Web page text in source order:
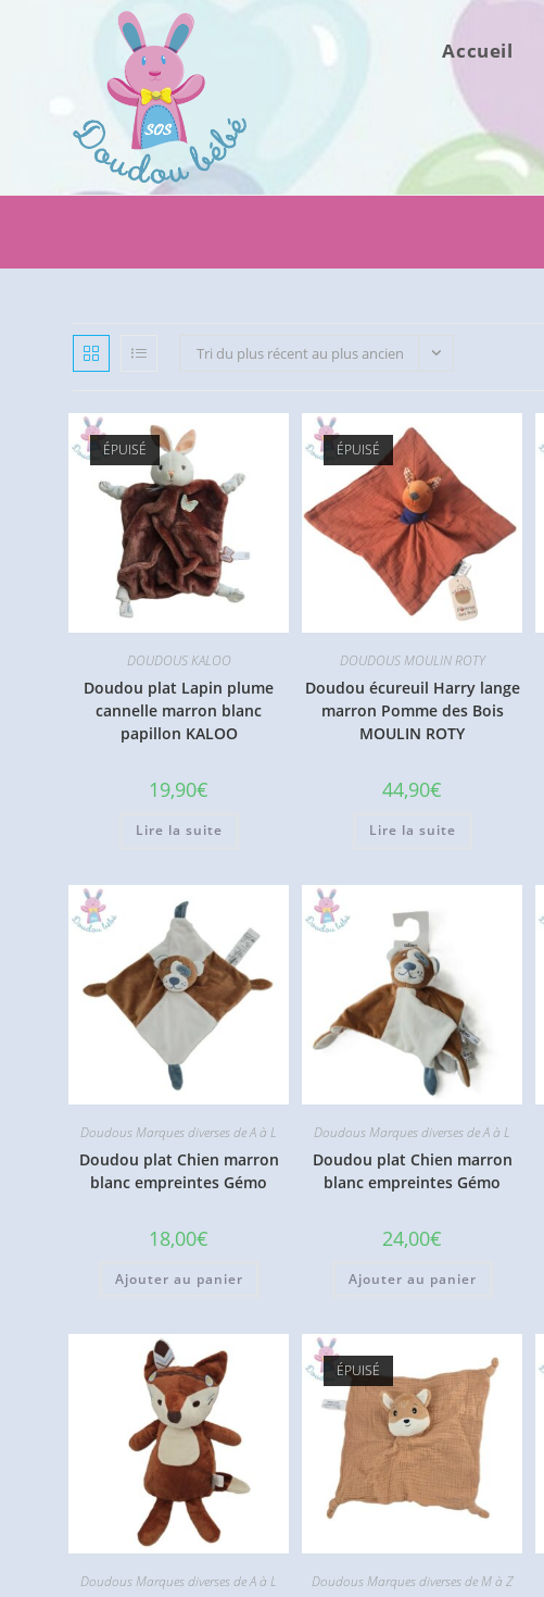
Accueil
Tri du plus récent au plus ancien
ÉPUISÉ
DOUDOUS KALOO
Doudou plat Lapin plume
cannelle marron blanc
papillon KALOO
19,90€
Lire la suite
ÉPUISÉ
DOUDOUS MOULIN ROTY
Doudou écureuil Harry lange
marron Pomme des Bois
MOULIN ROTY
44,90€
Lire la suite
Doudous Marques diverses de A à L
Doudou plat Chien marron
blanc empreintes Gémo
18,00€
Ajouter au panier
Doudous Marques diverses de A à L
Doudou plat Chien marron
blanc empreintes Gémo
24,00€
Ajouter au panier
Doudous Marques diverses de A à L
ÉPUISÉ
Doudous Marques diverses de M à Z